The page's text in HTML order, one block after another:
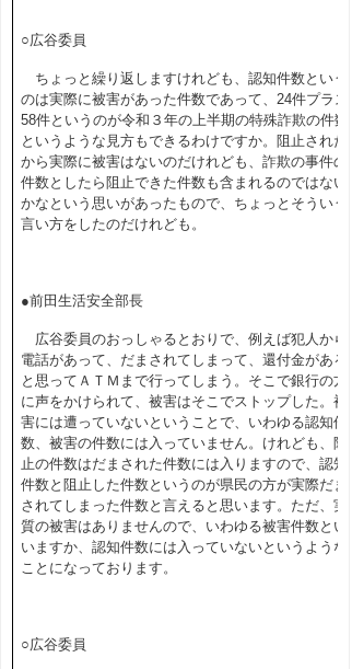
○広谷委員
ちょっと繰り返しますけれども、認知件数という
のは実際に被害があった件数であって、24件プラス
58件というのが令和３年の上半期の特殊詐欺の件数
というような見方もできるわけですか。阻止された
から実際に被害はないのだけれども、詐欺の事件の
件数としたら阻止できた件数も含まれるのではない
かなという思いがあったもので、ちょっとそういう
言い方をしたのだけれども。
●前田生活安全部長
広谷委員のおっしゃるとおりで、例えば犯人から
電話があって、だまされてしまって、還付金がある
と思ってＡＴＭまで行ってしまう。そこで銀行の方
に声をかけられて、被害はそこでストップした。被
害には遭っていないということで、いわゆる認知件
数、被害の件数には入っていません。けれども、阻
止の件数はだまされた件数には入りますので、認知
件数と阻止した件数というのが県民の方が実際だま
されてしまった件数と言えると思います。ただ、実
質の被害はありませんので、いわゆる被害件数とい
いますか、認知件数には入っていないというような
ことになっております。
○広谷委員